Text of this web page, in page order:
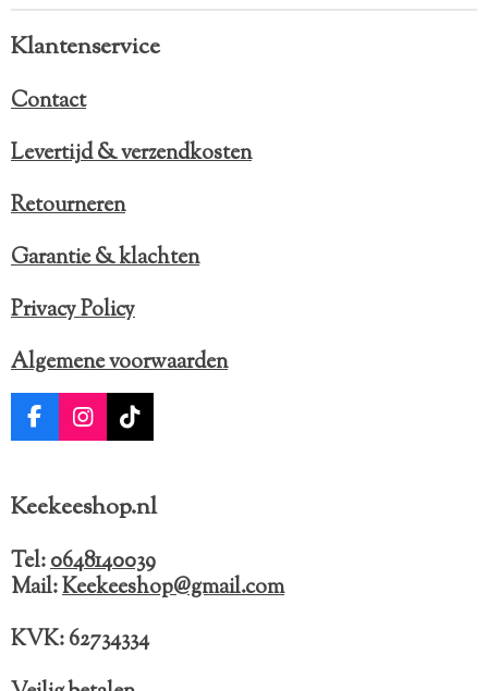
Klantenservice
Contact
Levertijd & verzendkosten
Retourneren
Garantie & klachten
Privacy Policy
Algemene voorwaarden
F
a
b
o
k
I
n
a
r
a
m
T
i
o
Keekeeshop.nl
Tel:0648140039
Mail:Keekeeshop@gmail.com
KVK: 62734334